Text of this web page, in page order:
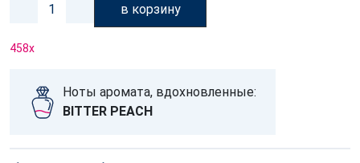
в корзину
458x
Ноты аромата, вдохновленные:
BITTER PEACH